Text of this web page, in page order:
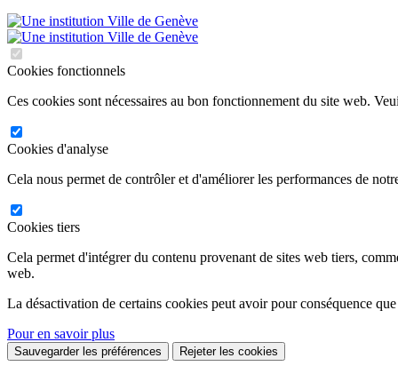
Cookies fonctionnels
Ces cookies sont nécessaires au bon fonctionnement du site web.
Cookies d'analyse
Cela nous permet de contrôler et d'améliorer les performances de
Cookies tiers
Cela permet d'intégrer du contenu provenant de sites web tiers,
web.
La désactivation de certains cookies peut avoir pour conséquence
Pour en savoir plus
Sauvegarder les préférences Rejeter les cookies